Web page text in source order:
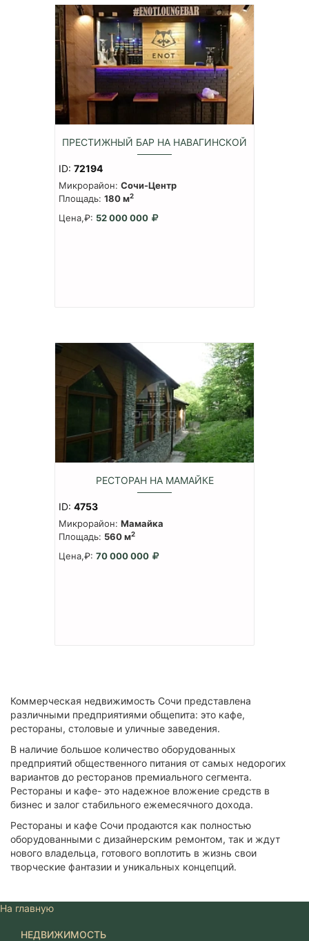
ПРЕСТИЖНЫЙ БАР НА НАВАГИНСКОЙ
ID: 72194
Микрорайон: Сочи-Центр
Площадь: 180 м2
Цена,₽: 52 000 000
РЕСТОРАН НА МАМАЙКЕ
ID: 4753
Микрорайон: Мамайка
Площадь: 560 м2
Цена,₽: 70 000 000
Коммерческая недвижимость Сочи представлена
различными предприятиями общепита: это кафе,
рестораны, столовые и уличные заведения.
В наличие большое количество оборудованных
предприятий общественного питания от самых недорогих
вариантов до ресторанов премиального сегмента.
Рестораны и кафе- это надежное вложение средств в
бизнес и залог стабильного ежемесячного дохода.
Рестораны и кафе Сочи продаются как полностью
оборудованными с дизайнерским ремонтом, так и ждут
нового владельца, готового воплотить в жизнь свои
творческие фантазии и уникальных концепций.
На главную
НЕДВИЖИМОСТЬ